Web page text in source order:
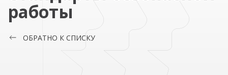
работы
ОБРАТНО К СПИСКУ